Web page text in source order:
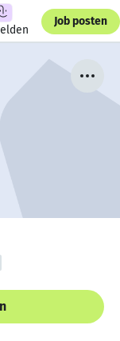
Job posten